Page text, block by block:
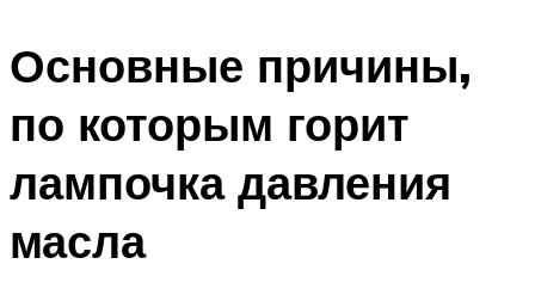
Основные причины,
по которым горит
лампочка давления
масла